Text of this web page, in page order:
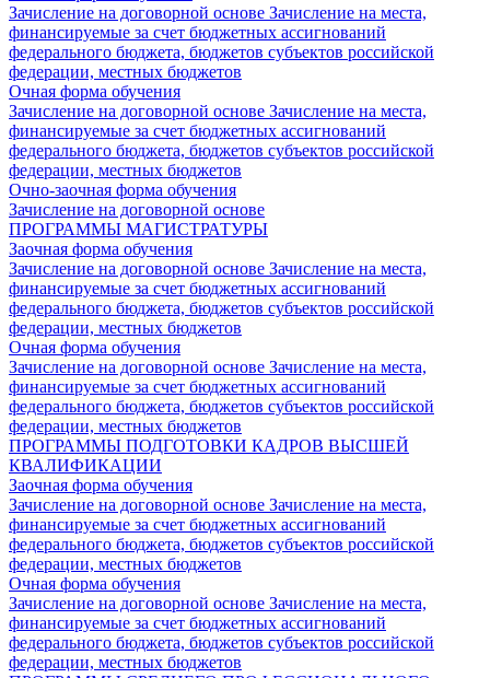
Зачисление на договорной основе Зачисление на места,
финансируемые за счет бюджетных ассигнований
федерального бюджета, бюджетов субъектов российской
федерации, местных бюджетов
Очная форма обучения
Зачисление на договорной основе Зачисление на места,
финансируемые за счет бюджетных ассигнований
федерального бюджета, бюджетов субъектов российской
федерации, местных бюджетов
Очно-заочная форма обучения
Зачисление на договорной основе
ПРОГРАММЫ МАГИСТРАТУРЫ
Заочная форма обучения
Зачисление на договорной основе Зачисление на места,
финансируемые за счет бюджетных ассигнований
федерального бюджета, бюджетов субъектов российской
федерации, местных бюджетов
Очная форма обучения
Зачисление на договорной основе Зачисление на места,
финансируемые за счет бюджетных ассигнований
федерального бюджета, бюджетов субъектов российской
федерации, местных бюджетов
ПРОГРАММЫ ПОДГОТОВКИ КАДРОВ ВЫСШЕЙ
КВАЛИФИКАЦИИ
Заочная форма обучения
Зачисление на договорной основе Зачисление на места,
финансируемые за счет бюджетных ассигнований
федерального бюджета, бюджетов субъектов российской
федерации, местных бюджетов
Очная форма обучения
Зачисление на договорной основе Зачисление на места,
финансируемые за счет бюджетных ассигнований
федерального бюджета, бюджетов субъектов российской
федерации, местных бюджетов